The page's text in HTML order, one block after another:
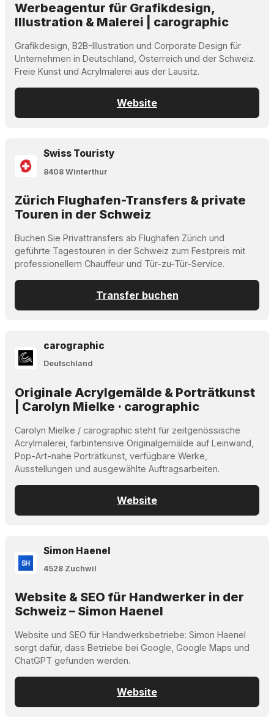
Werbeagentur für Grafikdesign,
Illustration & Malerei | carographic
Grafikdesign, B2B-Illustration und Corporate Design für
Unternehmen in Deutschland, Österreich und der Schweiz.
Freie Kunst und Acrylmalerei aus der Lausitz.
Website
Swiss Touristy
8408 Winterthur
Zürich Flughafen-Transfers & private
Touren in der Schweiz
Buchen Sie Privattransfers ab Flughafen Zürich und
geführte Tagestouren in der Schweiz zum Festpreis mit
professionellem Chauffeur und Tür-zu-Tür-Service.
Transfer buchen
carographic
Deutschland
Originale Acrylgemälde & Porträtkunst
| Carolyn Mielke · carographic
Carolyn Mielke / carographic steht für zeitgenössische
Acrylmalerei, farbintensive Originalgemälde auf Leinwand,
Pop-Art-nahe Porträtkunst, verfügbare Werke,
Ausstellungen und ausgewählte Auftragsarbeiten.
Website
Simon Haenel
4528 Zuchwil
Website & SEO für Handwerker in der
Schweiz – Simon Haenel
Website und SEO für Handwerksbetriebe: Simon Haenel
sorgt dafür, dass Betriebe bei Google, Google Maps und
ChatGPT gefunden werden.
Website